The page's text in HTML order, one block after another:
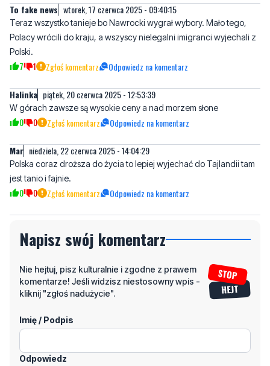
Polski.
7 1 Zgłoś komentarz Odpowiedz na komentarz
Halinka
W górach zawsze są wysokie ceny a nad morzem słone
Mar niedziela, 22 czerwca 2025 - 14:04:29
Polska coraz droższa do życia to lepiej wyjechać do Tajlandii tam
0 0 Zgłoś komentarz Odpowiedz na komentarz
Napisz swój komentarz
komentarze! Jeśli widzisz niestosowny wpis -
kliknij "zgłoś nadużycie".
Imię / Podpis
Odpowiedz
Wiadomość